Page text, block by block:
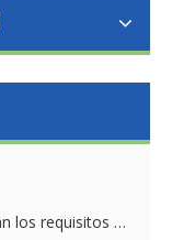
SVC vs. STATCOM: En qué se diferencian los requisitos del sistema de refrigeración